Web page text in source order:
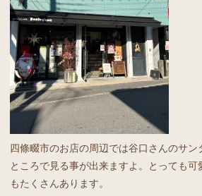
四條畷市のお店の周辺では谷口さんのサン
ところで見る事が出来ますよ。とっても
もたくさんあります。